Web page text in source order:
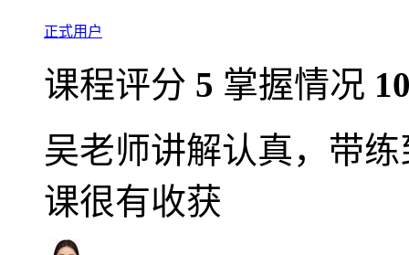
正式用户
课程评分 5 掌握情况
吴老师讲解认真，带
课很有收获